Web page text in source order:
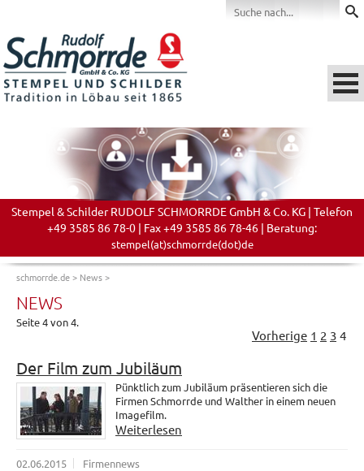
Stempel & Schilder RUDOLF SCHMORRDE GmbH & Co. KG | Telefon
+49 3585 86 78-0 | Fax +49 3585 86 78-46 | Beratung:
stempel(at)schmorrde(dot)de
schmorrde.de> News>
NEWS
Seite 4 von 4.
Vorherige 1 2 3 4
Der Film zum Jubiläum
Pünktlich zum Jubiläum präsentieren sich die
Firmen Schmorrde und Walther in einem neuen
Imagefilm.
Weiterlesen
02.06.2015 Firmennews